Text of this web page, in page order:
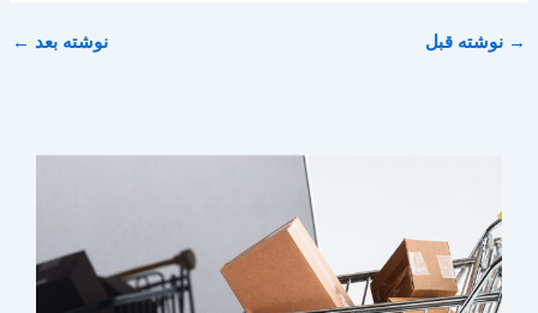
→ نوشته قبل نوشته بعد ←